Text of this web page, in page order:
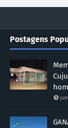
Postagens